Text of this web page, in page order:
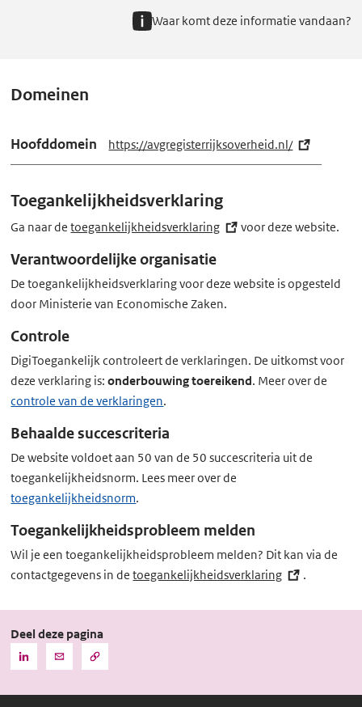
Waar komt deze informatie vandaan?
Domeinen
Hoofddomein https://avgregisterrijksoverheid.nl/ (e
x
r
l
Toegankelijkheidsverklaring
Ga naar detoegankelijkheidsverklaring (externe
voor deze website.
Verantwoordelijke organisatie
De toegankelijkheidsverklaring voor deze website is opgesteld
door Ministerie van Economische Zaken.
Controle
DigiToegankelijk controleert de verklaringen. De uitkomst voor
deze verklaring is:onderbouwing toereikend. Meer over de
controle van de verklaringen.
Behaalde succescriteria
De website voldoet aan 50 van de 50 succescriteria uit de
toegankelijkheidsnorm. Lees meer over de
toegankelijkheidsnorm.
Toegankelijkheidsprobleem melden
Wil je een toegankelijkheidsprobleem melden? Dit kan via de
contactgegevens in detoegankelijkheidsverklaring (externe
.
Deel deze pagina
Deel
pagina
Deel
pagina
Kopieer
de
naar